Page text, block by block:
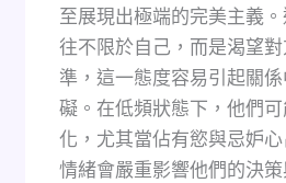
至展現出極端的完美主義
往不限於自己，而是渴望
準，這一態度容易引起關
礙。在低頻狀態下，他們
化，尤其當佔有慾與忌妒
情緒會嚴重影響他們的決策